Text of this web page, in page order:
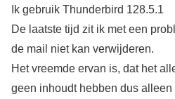
Ik gebruik Thunderbird 128.5.1
De laatste tijd zit ik met een
de mail niet kan verwijderen.
Het vreemde ervan is, dat het
geen inhoudt hebben dus